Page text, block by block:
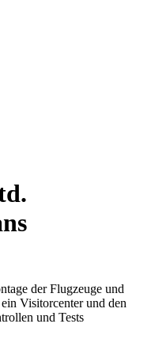
der Flugzeuge und
Visitorcenter und den
und Tests